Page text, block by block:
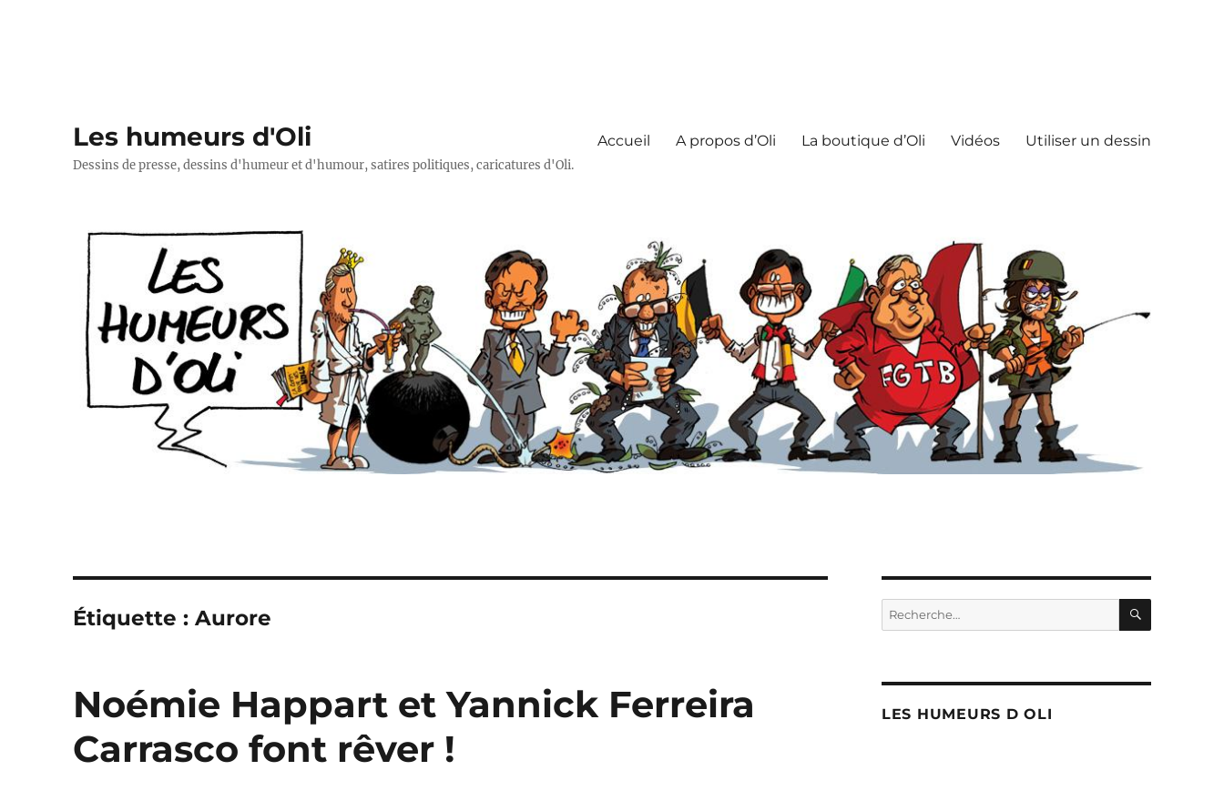
Les humeurs d'Oli
Dessins de presse, dessins d'humeur et d'humour, satires politiques, caricatures d'Oli.
Accueil A propos d’Oli La boutique d’Oli Vidéos Utiliser un dessin
Étiquette :Aurore
Noémie Happart et Yannick Ferreira
Carrasco font rêver !
Recherche
pour :
LES HUMEURS D OLI